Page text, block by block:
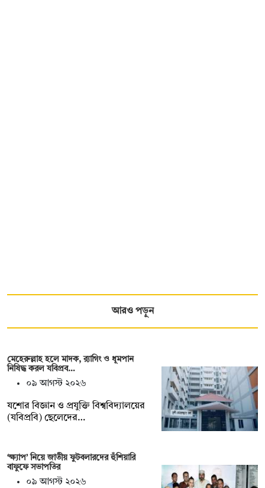
আরও পড়ুন
মেহেরুল্লাহ হলে মাদক, র‍্যাগিং ও ধূমপান
নিষিদ্ধ করল যবিপ্রব…
০৯ আগস্ট ২০২৬
যশোর বিজ্ঞান ও প্রযুক্তি বিশ্ববিদ্যালয়ের
(যবিপ্রবি) ছেলেদের…
‘ক্ষ্যাপ’ নিয়ে জাতীয় ফুটবলারদের হুঁশিয়ারি
বাফুফে সভাপতির
০৯ আগস্ট ২০২৬